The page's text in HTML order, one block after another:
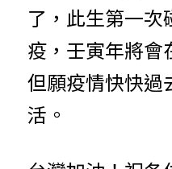
了，此生第一次
疫，壬寅年將會
但願疫情快快過
活。